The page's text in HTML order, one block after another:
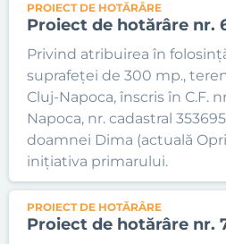
PROIECT DE HOTĂRÂRE
Proiect de hotărâre nr.
Privind atribuirea în
suprafeței de 300 mp.,
Cluj-Napoca, înscris în C.F.
Napoca, nr. cadastral
doamnei Dima (actuală
inițiativa primarului.
PROIECT DE HOTĂRÂRE
Proiect de hotărâre nr.